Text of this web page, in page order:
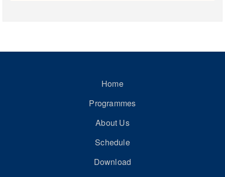
Home
Programmes
About Us
Schedule
Download